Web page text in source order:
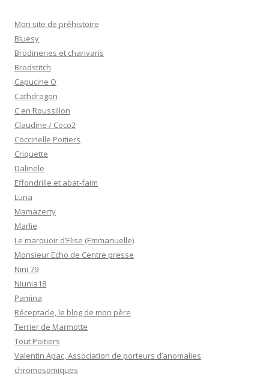
Mon site de préhistoire
Bluesy
Brodineries et charivaris
Brodstitch
Capucine O
Cathdragon
C en Roussillon
Claudine / Coco2
Coccinelle Poitiers
Criquette
Dalinele
Effondrille et abat-faim
Luna
Mamazerty
Marlie
Le marquoir d’Elise (Emmanuelle)
Monsieur Echo de Centre presse
Nini 79
Niunia18
Pamina
Réceptacle, le blog de mon père
Terrier de Marmotte
Tout Poitiers
Valentin Apac, Association de porteurs d’anomalies
chromosomiques